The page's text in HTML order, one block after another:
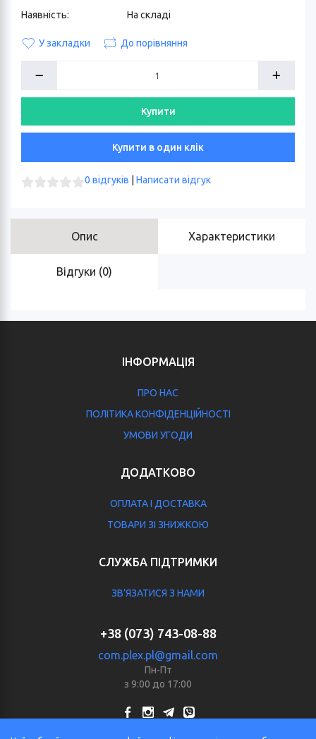
Наявність:
На складі
У закладки До порівняння
Купити
0 відгуків Написати відгук
Опис Характеристики
Відгуки (0)
ІНФОРМАЦІЯ
ПРО НАС
ПОЛІТИКА КОНФІДЕНЦІЙНОСТІ
УМОВИ УГОДИ
ДОДАТКОВО
ОПЛАТА І ДОСТАВКА
ТОВАРИ ЗІ ЗНИЖКОЮ
СЛУЖБА ПІДТРИМКИ
ЗВ’ЯЗАТИСЯ З НАМИ
+38 (073) 743-08-88
com.plex.pl@gmail.com
Пн-Пт
з 9:00 до 17:00